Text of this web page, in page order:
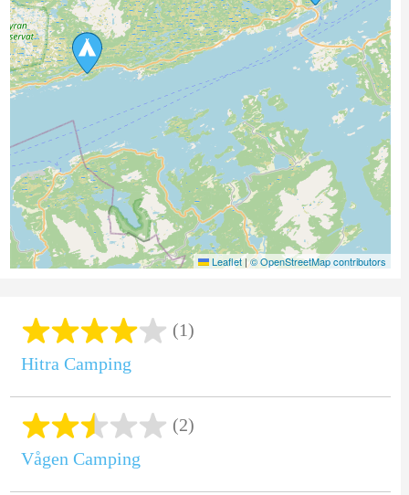
Leaflet | © OpenStreetMap contributors
(1)
Hitra Camping
(2)
Vågen Camping